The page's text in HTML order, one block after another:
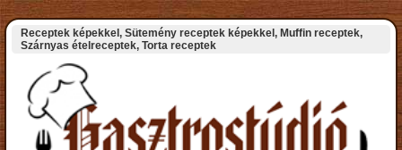
Receptek képekkel, Sütemény receptek képekkel, Muffin receptek,
Szárnyas ételreceptek, Torta receptek